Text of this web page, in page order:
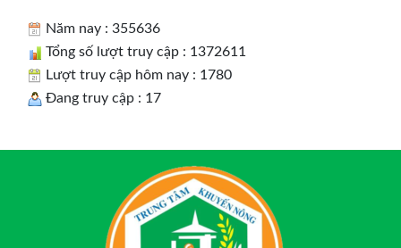
Năm nay : 355636
Tổng số lượt truy cập : 1372611
Lượt truy cập hôm nay : 1780
Đang truy cập : 17